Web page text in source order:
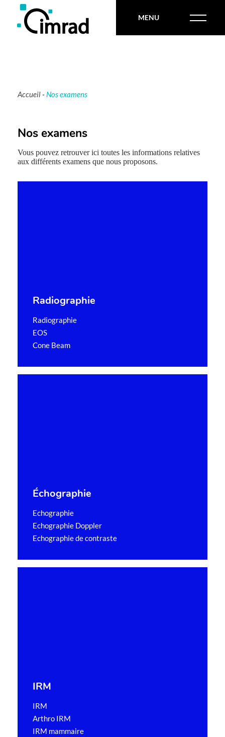
MENU
Accueil- Nos examens
Nos examens
Vous pouvez retrouver ici toutes les informations relatives
aux différents examens que nous proposons.
Radiographie
Radiographie
EOS
Cone Beam
Échographie
Echographie
Echographie Doppler
Echographie de contraste
IRM
IRM
Arthro IRM
IRM mammaire